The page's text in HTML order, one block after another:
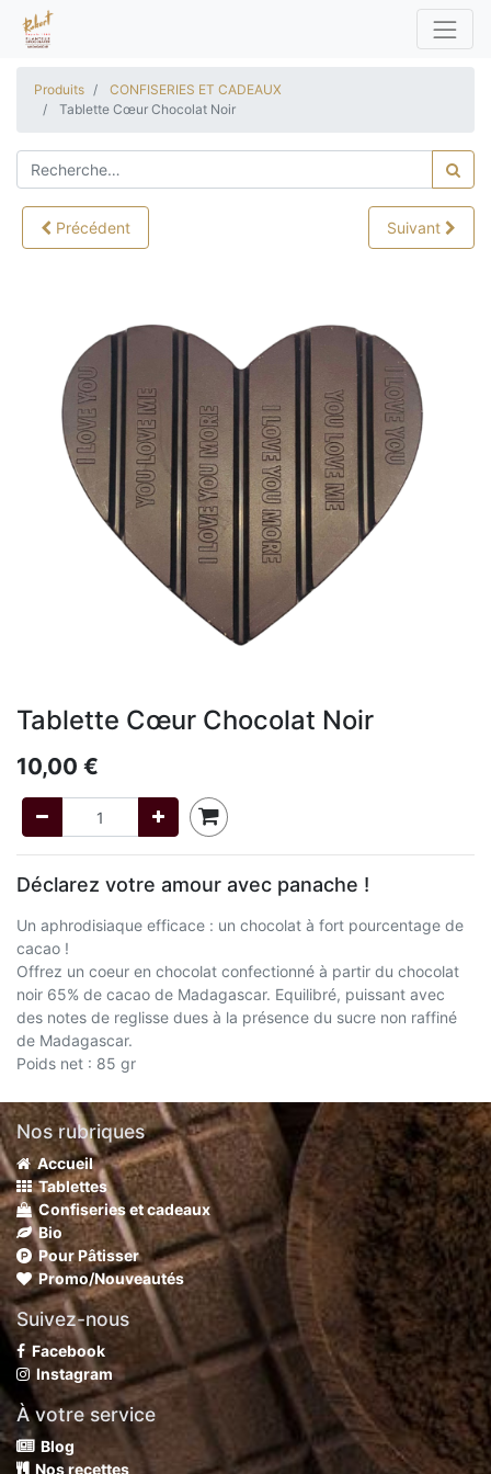
Produits
CONFISERIES ET CADEAUX
Tablette Cœur Chocolat Noir
Précédent Suivant
Tablette Cœur Chocolat Noir
10,00 €
Déclarez votre amour avec panache !
Un aphrodisiaque efficace : un chocolat à fort pourcentage de
cacao !
Offrez un coeur en chocolat confectionné à partir du chocolat
noir 65% de cacao de Madagascar. Equilibré, puissant avec
des notes de reglisse dues à la présence du sucre non raffiné
de Madagascar.
Poids net : 85 gr
Nos rubriques
Accueil
Tablettes
Confiseries et cadeaux
Bio
Pour Pâtisser
Promo/Nouveautés
Suivez-nous
Facebook
Instagram
À votre service
Blog
Nos recettes